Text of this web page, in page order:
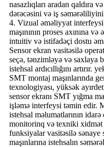
nasazlıqları aradan qaldıra
dərəcəsini və iş səmərəliliyini
4. Vizual əməliyyat
maşınının proses axınına
intuitiv və istifadəçi dostu
Sensor ekran vasitəsilə
seçə, tənzimləyə və saxlaya
istehsal ardıcıllığını artırır.
SMT montaj maşınlarında
texnologiyası, yüksək
sensor ekranı SMT yığma
işləmə interfeysi təmin edir.
istehsal məlumatlarının
monitorinq və texniki
funksiyalar vasitəsilə sənaye
maşınlarına istehsalın